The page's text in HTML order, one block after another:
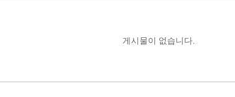
게시물이 없습니다.